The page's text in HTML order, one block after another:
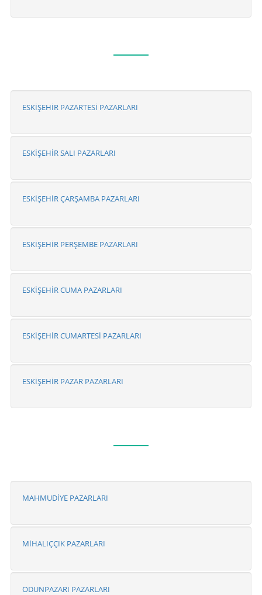
ESKİŞEHİR PAZARTESİ PAZARLARI
ESKİŞEHİR SALI PAZARLARI
ESKİŞEHİR ÇARŞAMBA PAZARLARI
ESKİŞEHİR PERŞEMBE PAZARLARI
ESKİŞEHİR CUMA PAZARLARI
ESKİŞEHİR CUMARTESİ PAZARLARI
ESKİŞEHİR PAZAR PAZARLARI
MAHMUDİYE PAZARLARI
MİHALIÇÇIK PAZARLARI
ODUNPAZARI PAZARLARI